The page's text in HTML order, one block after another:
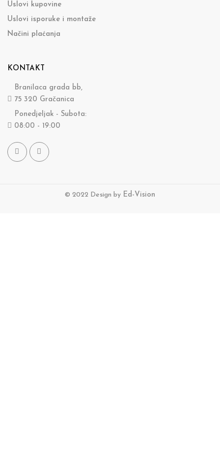
Uslovi kupovine
Uslovi isporuke i montaže
Načini plaćanja
KONTAKT
Branilaca grada bb,
75 320 Gračanica
Ponedjeljak - Subota:
08:00 - 19:00
© 2022 Design by Ed-Vision